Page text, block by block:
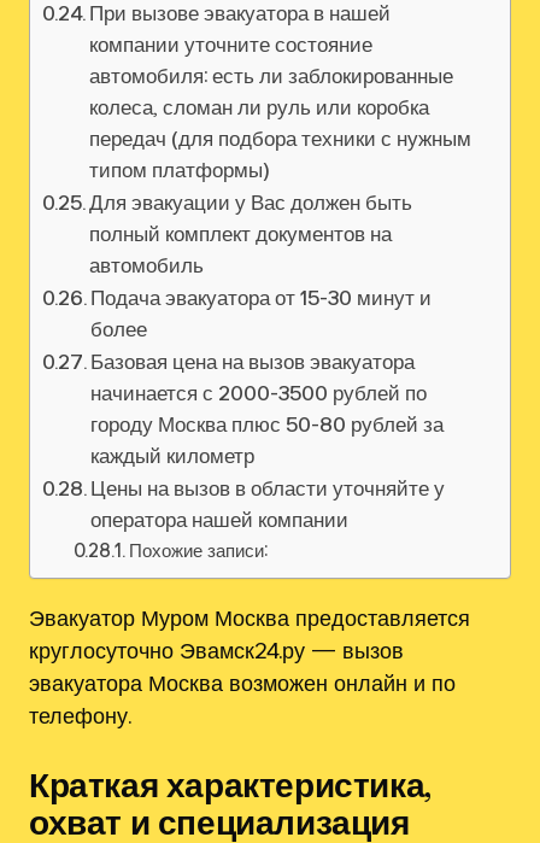
При вызове эвакуатора в нашей
компании уточните состояние
автомобиля: есть ли заблокированные
колеса‚ сломан ли руль или коробка
передач (для подбора техники с нужным
типом платформы)
Для эвакуации у Вас должен быть
полный комплект документов на
автомобиль
Подача эвакуатора от 15-30 минут и
более
Базовая цена на вызов эвакуатора
начинается с 2000-3500 рублей по
городу Москва плюс 50-80 рублей за
каждый километр
Цены на вызов в области уточняйте у
оператора нашей компании
Похожие записи:
Эвакуатор Муром Москва предоставляется
круглосуточно Эвамск24.ру — вызов
эвакуатора Москва возможен онлайн и по
телефону.
Краткая характеристика,
охват и специализация